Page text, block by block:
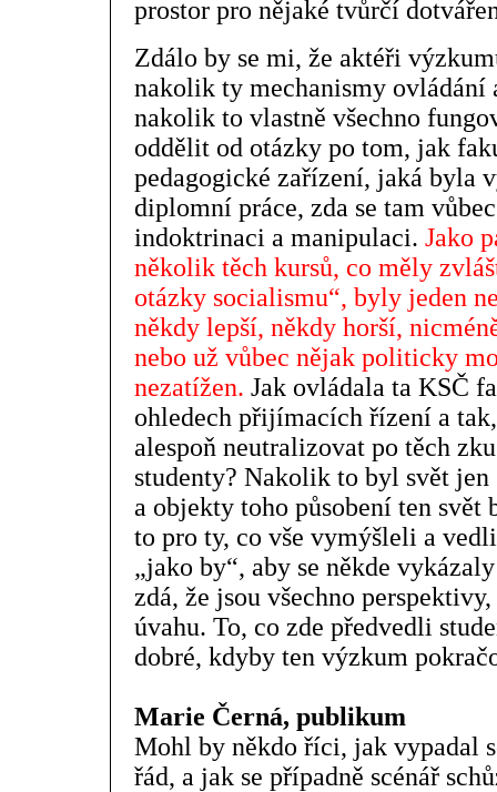
prostor pro nějaké tvůrčí
Zdálo by se mi, že aktéři
nakolik ty mechanismy ovládání
nakolik to vlastně všechno
oddělit od otázky po tom, jak
pedagogické zařízení, jaká byla
diplomní práce, zda se tam
indoktrinaci a manipulaci. Jako
několik těch kursů, co měly
otázky socialismu“, byly jeden
někdy lepší, někdy horší,
nebo už vůbec nějak politicky
nezatížen. Jak ovládala ta KSČ
ohledech přijímacích řízení a
alespoň neutralizovat po těch
studenty? Nakolik to byl svět
a objekty toho působení ten
to pro ty, co vše vymýšleli a
„jako by“, aby se někde
zdá, že jsou všechno
úvahu. To, co zde předvedli
dobré, kdyby ten výzkum
Marie Černá, publikum
Mohl by někdo říci, jak vypadal
řád, a jak se případně scénář